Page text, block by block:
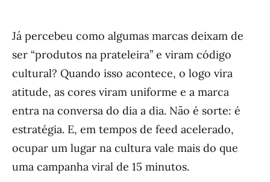
Já percebeu como algumas marcas deixam de
ser “produtos na prateleira” e viram código
cultural? Quando isso acontece, o logo vira
atitude, as cores viram uniforme e a marca
entra na conversa do dia a dia. Não é sorte: é
estratégia. E, em tempos de feed acelerado,
ocupar um lugar na cultura vale mais do que
uma campanha viral de 15 minutos.